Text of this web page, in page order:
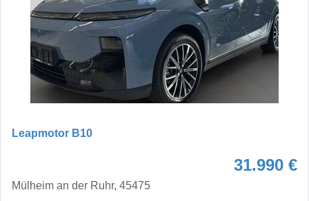
Leapmotor B10
31.990 €
Mülheim an der Ruhr, 45475